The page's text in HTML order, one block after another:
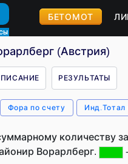
БЕТОМОТ
(Австрия)
РЕЗУЛЬТАТЫ
Фора по счету Инд.Тотал
количеству
Ворарлберг.